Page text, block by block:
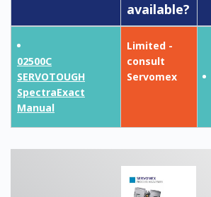
available?
02500C
SERVOTOUGH
SpectraExact
Manual
Limited -
consult
Servomex